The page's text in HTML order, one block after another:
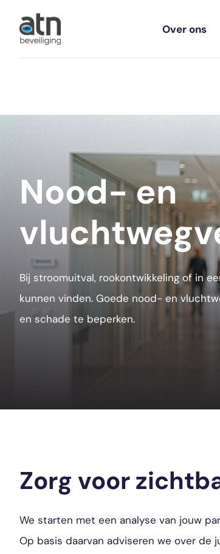
Over ons
Nood- en
Bij stroomuitval, rookontwikkeling of in
kunnen vinden. Goede nood- en
en schade te beperken.
Zorg voor
We starten met een analyse van jouw
Op basis daarvan adviseren we over de